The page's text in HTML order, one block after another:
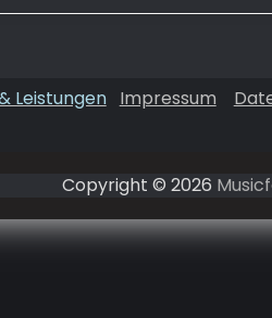
Leistungen Impressum
Copyright © 2026